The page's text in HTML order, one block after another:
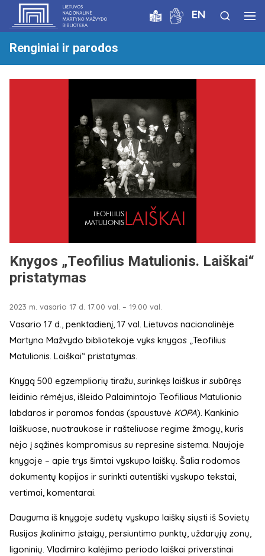
EN
Renginiai ir parodos
Knygos „Teofilius Matulionis. Laiškai“
pristatymas
2023 m. vasario 17 d. 17.00 val. – 19.00 val.
Vasario 17 d., penktadienį, 17 val. Lietuvos nacionalinėje
Martyno Mažvydo bibliotekoje vyks knygos „Teofilius
Matulionis. Laiškai“ pristatymas.
Knygą 500 egzempliorių tiražu, surinkęs laiškus ir subūręs
leidinio rėmėjus, išleido Palaimintojo Teofiliaus Matulionio
labdaros ir paramos fondas (spaustuvė KOPA). Kankinio
laiškuose, nuotraukose ir rašteliuose regime žmogų, kuris
nėjo į sąžinės kompromisus su represine sistema. Naujoje
knygoje – apie trys šimtai vyskupo laiškų. Šalia rodomos
dokumentų kopijos ir surinkti autentiški vyskupo tekstai,
vertimai, komentarai.
Dauguma iš knygoje sudėtų vyskupo laiškų siųsti iš Sovietų
Rusijos įkalinimo įstaigų, persiuntimo punktų, uždarųjų zonų,
ligoninių. Vladimiro kalėjimo periodo laiškai priverstinai